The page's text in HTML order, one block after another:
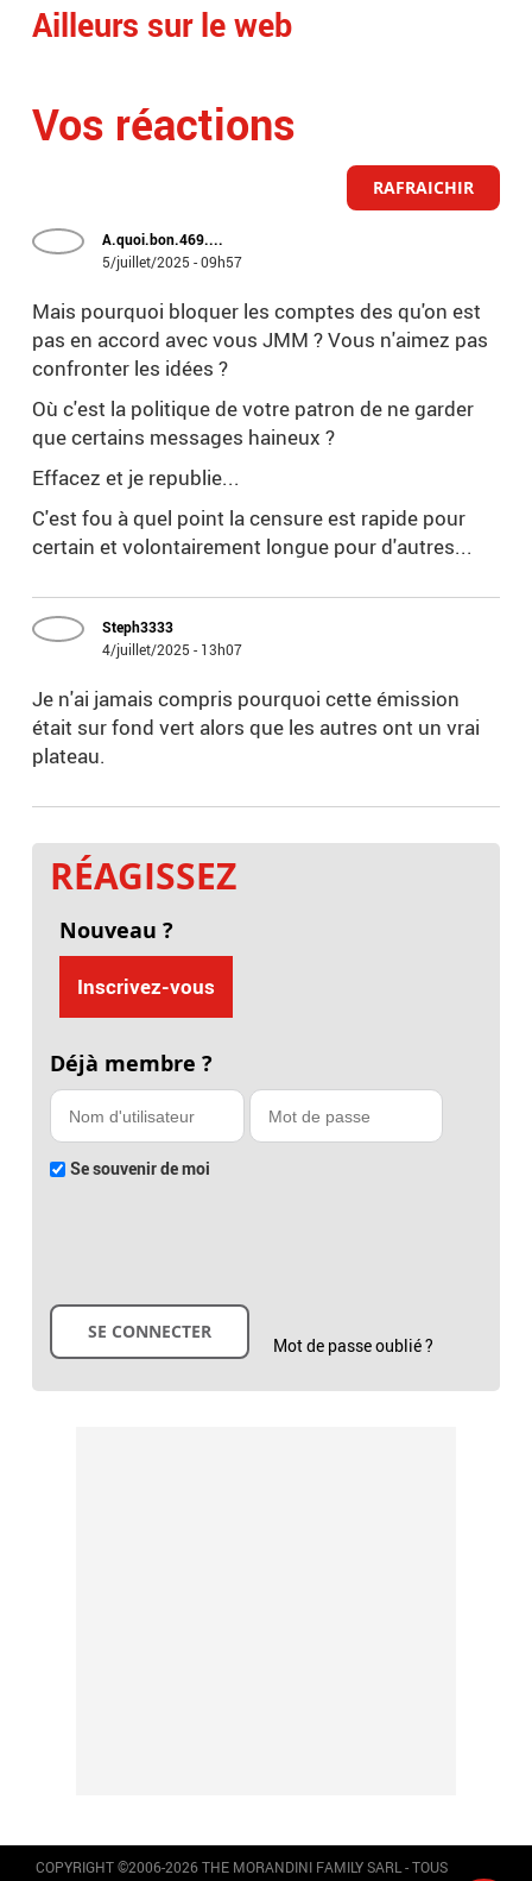
Ailleurs sur le web
Vos réactions
RAFRAICHIR
A.quoi.bon.469....
5/juillet/2025 - 09h57
Mais pourquoi bloquer les comptes des qu'on est
pas en accord avec vous JMM ? Vous n'aimez pas
confronter les idées ?
Où c'est la politique de votre patron de ne garder
que certains messages haineux ?
Effacez et je republie...
C'est fou à quel point la censure est rapide pour
certain et volontairement longue pour d'autres...
Steph3333
4/juillet/2025 - 13h07
Je n'ai jamais compris pourquoi cette émission
était sur fond vert alors que les autres ont un vrai
plateau.
RÉAGISSEZ
Nouveau ?
Inscrivez-vous
Déjà membre ?
Se souvenir de moi
Mot de passe oublié ?
COPYRIGHT ©2006-2026 THE MORANDINI FAMILY SARL - TOUS